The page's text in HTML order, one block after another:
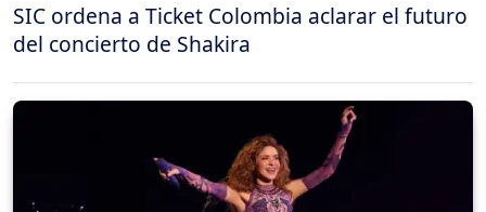
SIC ordena a Ticket Colombia aclarar el futuro
del concierto de Shakira